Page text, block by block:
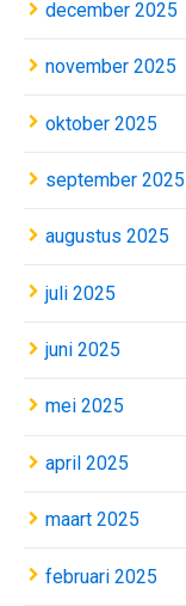
december 2025
november 2025
oktober 2025
september 2025
augustus 2025
juli 2025
juni 2025
mei 2025
april 2025
maart 2025
februari 2025